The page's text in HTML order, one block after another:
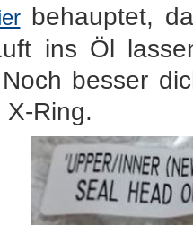
behauptet,
ins Öl
besser
X-Ring.